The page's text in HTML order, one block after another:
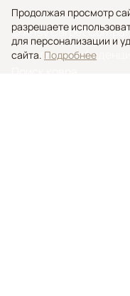
© Ansy Carpet
Политика
Продолжая просмотр
разрешаете
для персонализации и
сайта. Подробнее